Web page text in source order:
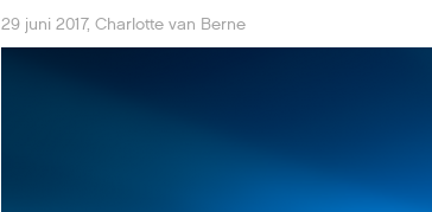
29 juni 2017,Charlotte van Berne